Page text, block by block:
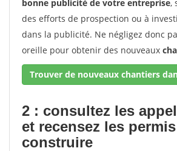
bonne publicité de votre entreprise,
des efforts de prospection ou à
dans la publicité. Ne négligez donc
oreille pour obtenir des nouveaux
Trouver de nouveaux chantiers
2 : consultez les
et recensez les
construire